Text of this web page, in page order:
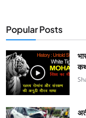
Popular Posts